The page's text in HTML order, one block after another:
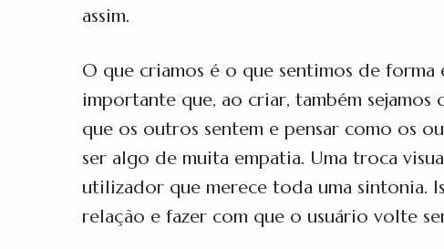
assim.
O que criamos é o que sentimos de forma
importante que, ao criar, também sejamos
que os outros sentem e pensar como os
ser algo de muita empatia. Uma troca
utilizador que merece toda uma sintonia.
relação e fazer com que o usuário volte